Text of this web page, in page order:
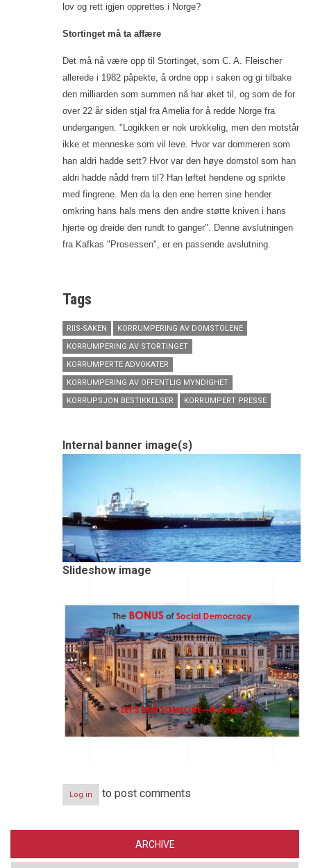
lov og rett igjen opprettes i Norge?
Stortinget må ta affære
Det må nå være opp til Stortinget, som C. A. Fleischer
allerede i 1982 påpekte, å ordne opp i saken og gi tilbake
den milliarden som summen nå har øket til, og som de for
over 22 år siden stjal fra Amelia for å redde Norge fra
undergangen. "Logikken er nok urokkelig, men den motstår
ikke et menneske som vil leve. Hvor var dommeren som
han aldri hadde sett? Hvor var den høye domstol som han
aldri hadde nådd frem til? Han løftet hendene og sprikte
med fingrene. Men da la den ene herren sine hender
omkring hans hals mens den andre støtte kniven i hans
hjerte og dreide den rundt to ganger". Denne avslutningen
fra Kafkas "Prosessen", er en passende avslutning.
Tags
RIIS-SAKEN
KORRUMPERING AV DOMSTOLENE
KORRUMPERING AV STORTINGET
KORRUMPERTE ADVOKATER
KORRUMPERING AV OFFENTLIG MYNDIGHET
KORRUPSJON BESTIKKELSER
KORRUMPERT PRESSE
Internal banner image(s)
Slideshow image
Log in to post comments
ARCHIVE